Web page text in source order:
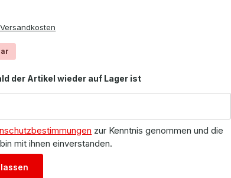
der Artikel wieder auf Lager ist
zur Kenntnis genommen und die
mit ihnen einverstanden.